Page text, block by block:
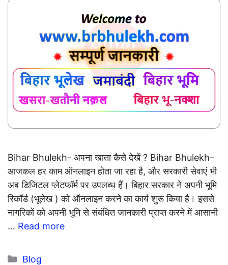
Bihar Bhulekh- अपना खाता कैसे देखें ? Bihar Bhulekh–
आजकल हर काम ऑनलाइन होता जा रहा है, और सरकारी सेवाएं भी
अब डिजिटल प्लेटफॉर्म पर उपलब्ध हैं। बिहार सरकार ने अपनी भूमि
रिकॉर्ड (भूलेख ) को ऑनलाइन करने का कार्य शुरू किया है। इससे
नागरिकों को अपनी भूमि से संबंधित जानकारी प्राप्त करने में आसानी
… Read more
Categories
Blog